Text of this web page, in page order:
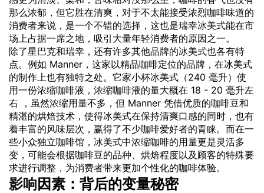
那么浓郁，但它胜在清爽，对于不太能接受浓烈咖啡味道的
消费者来说，是一个不错的选择，这也是瑞幸冰美式能在市
场上占据一席之地，吸引大量年轻消费者的原因之一。
除了星巴克和瑞幸，还有许多其他品牌的冰美式也各有特
点。例如 Manner，这家以精品咖啡定位的品牌，在冰美式
的制作上也有独特之处。它家小杯冰美式（240 毫升）使
用一份浓缩咖啡液，浓缩咖啡液的量大概在 18 - 20 毫升左
右 ，虽然浓缩用量不多，但 Manner 凭借优质的咖啡豆和
精湛的烘焙技术，使得冰美式在保持清爽口感的同时，也有
着丰富的风味层次，赢得了不少咖啡爱好者的青睐。而在一
些小众独立咖啡馆，冰美式中浓缩咖啡的用量更是灵活多
变，可能会根据咖啡豆的品种、烘焙程度以及顾客的特殊要
求进行调整，为消费者带来更加个性化的咖啡体验。
影响因素：背后的变量秘密